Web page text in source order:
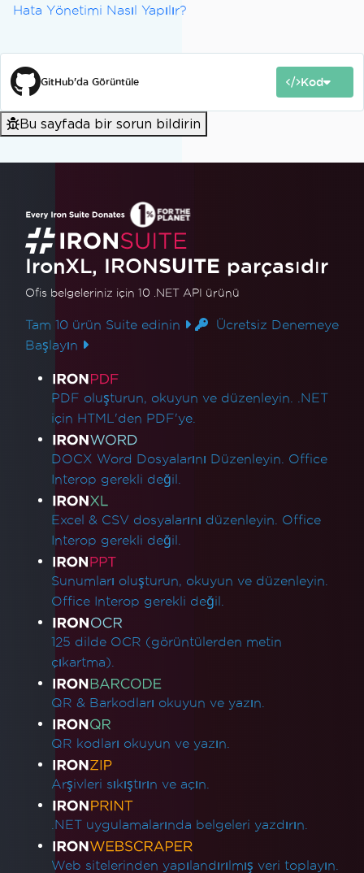
Hata Yönetimi Nasıl Yapılır?
GitHub'da Görüntüle Kod
Bu sayfada bir sorun bildirin
IronXL, IRONSUITE parçasıdır
Ofis belgeleriniz için 10 .NET API ürünü
Tam 10 ürün Suite edinin
Ücretsiz Denemeye
Başlayın
Ürün Bağlantıları
PDF oluşturun, okuyun ve düzenleyin. .NET
için HTML'den PDF'ye.
DOCX Word Dosyalarını Düzenleyin. Office
Interop gerekli değil.
Excel & CSV dosyalarını düzenleyin. Office
Interop gerekli değil.
Sunumları oluşturun, okuyun ve düzenleyin.
Office Interop gerekli değil.
125 dilde OCR (görüntülerden metin
çıkartma).
QR & Barkodları okuyun ve yazın.
QR kodları okuyun ve yazın.
Arşivleri sıkıştırın ve açın.
.NET uygulamalarında belgeleri yazdırın.
Web sitelerinden yapılandırılmış veri toplayın.